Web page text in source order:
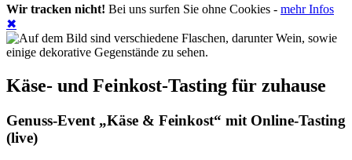
Wir tracken nicht! Bei uns surfen Sie ohne Cookies - mehr Infos
✖
Käse- und Feinkost-Tasting für zuhause
Genuss-Event „Käse & Feinkost“ mit Online-Tasting
(live)